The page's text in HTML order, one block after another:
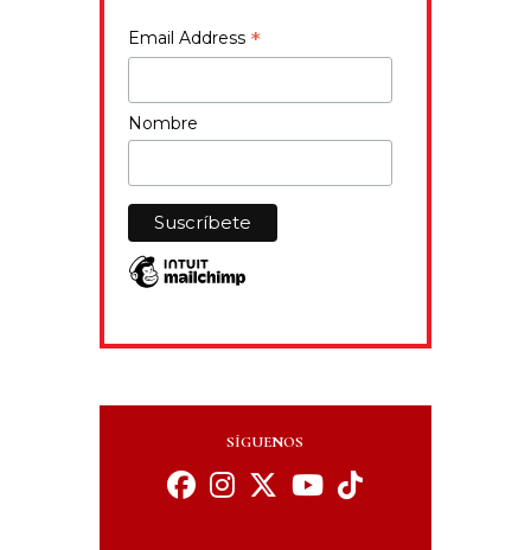
Email Address *
Nombre
SÍGUENOS